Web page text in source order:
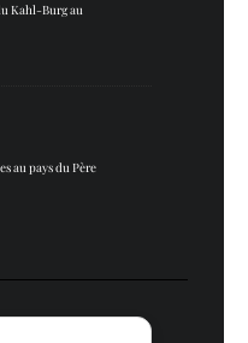
Kahl-Burg au
au pays du Père